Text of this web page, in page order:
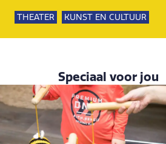
THEATER KUNST EN CULTUUR
Speciaal voor jou